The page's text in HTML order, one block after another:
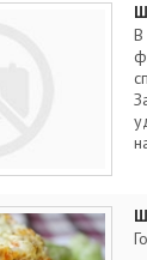
В